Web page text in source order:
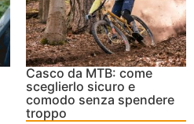
Casco da MTB: come
sceglierlo sicuro e
comodo senza spendere
troppo